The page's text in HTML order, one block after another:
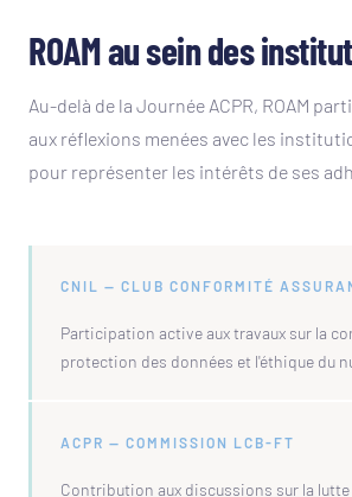
ROAM au sein des
Au-delà de la Journée ACPR, ROAM
aux réflexions menées avec les
pour représenter les intérêts de ses
CNIL — CLUB CONFORMITÉ
Participation active aux travaux sur la
protection des données et l'éthique du
ACPR — COMMISSION LCB-FT
Contribution aux discussions sur la